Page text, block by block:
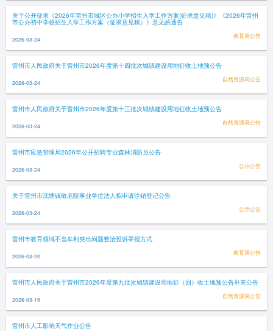
关于公开征求《2026年雷州市城区公办小学招生入学工作方案(征求意见稿)》《2026年雷州
市公办初中学校招生入学工作方案（征求意见稿）》意见的通告
2026-03-24 教育局公告
雷州市人民政府关于雷州市2026年度第十四批次城镇建设用地征收土地预公告
2026-03-24 自然资源局公告
雷州市人民政府关于雷州市2026年度第十三批次城镇建设用地征收土地预公告
2026-03-24 自然资源局公告
雷州市应急管理局2026年公开招聘专业森林消防员公告
2026-03-24 公示公告
关于雷州市沈塘镇敬老院事业单位法人拟申请注销登记公告
2026-03-24 公示公告
雷州市教育领域不当牟利突出问题整治投诉举报方式
2026-03-20 教育局公告
雷州市人民政府关于雷州市2026年度第九批次城镇建设用地征（回）收土地预公告补充公告
2026-03-19 自然资源局公告
雷州市人工影响天气作业公告